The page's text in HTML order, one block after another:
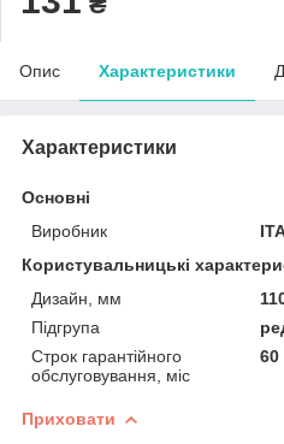
Опис Характеристики
Характеристики
Основні
Виробник
Користувальницькі
Дизайн, мм
Підгрупа
Строк гарантійного
обслуговування, міс
60
Приховати